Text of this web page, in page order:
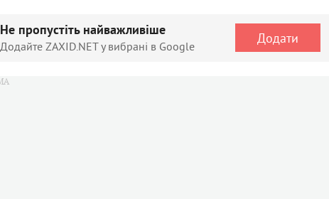
Не пропустіть найважливіше
Додайте ZAXID.NET у вибрані в Google Додати